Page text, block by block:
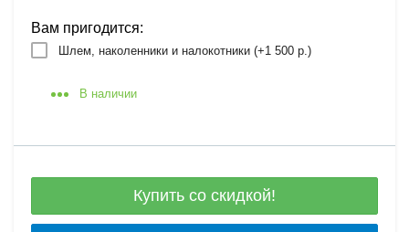
Вам пригодится:
Шлем, наколенники и налокотники (+1 500 р.)
В наличии
Купить со скидкой!